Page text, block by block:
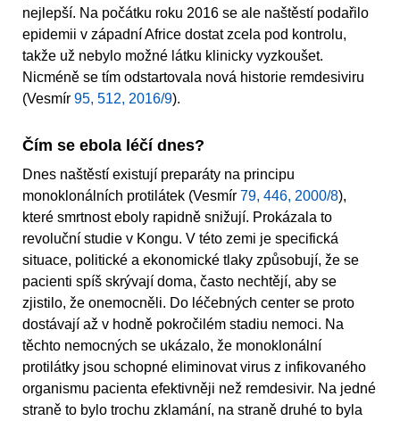
nejlepší. Na počátku roku 2016 se ale naštěstí podařilo
epidemii v západní Africe dostat zcela pod kontrolu,
takže už nebylo možné látku klinicky vyzkoušet.
Nicméně se tím odstartovala nová historie remdesiviru
(Vesmír 95, 512, 2016/9).
Čím se ebola léčí dnes?
Dnes naštěstí existují preparáty na principu
monoklonálních protilátek (Vesmír 79, 446, 2000/8),
které smrtnost eboly rapidně snižují. Prokázala to
revoluční studie v Kongu. V této zemi je specifická
situace, politické a ekonomické tlaky způsobují, že se
pacienti spíš skrývají doma, často nechtějí, aby se
zjistilo, že onemocněli. Do léčebných center se proto
dostávají až v hodně pokročilém stadiu nemoci. Na
těchto nemocných se ukázalo, že monoklonální
protilátky jsou schopné eliminovat virus z infikovaného
organismu pacienta efektivněji než remdesivir. Na jedné
straně to bylo trochu zklamání, na straně druhé to byla